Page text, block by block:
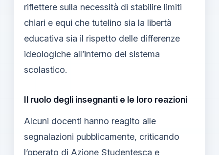
riflettere sulla necessità di stabilire limiti
chiari e equi che tutelino sia la libertà
educativa sia il rispetto delle differenze
ideologiche all’interno del sistema
scolastico.
Il ruolo degli insegnanti e le loro reazioni
Alcuni docenti hanno reagito alle
segnalazioni pubblicamente, criticando
l’operato di Azione Studentesca e